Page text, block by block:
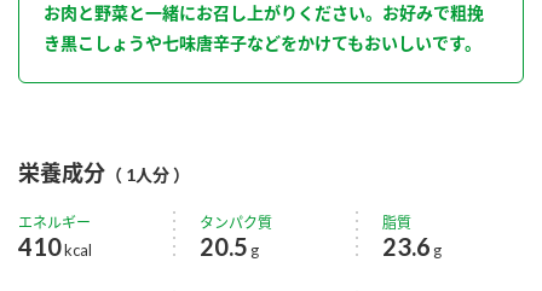
お肉と野菜と一緒にお召し上がりください。お好みで粗挽
き黒こしょうや七味唐辛子などをかけてもおいしいです。
栄養成分 （ 1人分 ）
エネルギー
410kcal
タンパク質
20.5 g
脂質
23.6 g